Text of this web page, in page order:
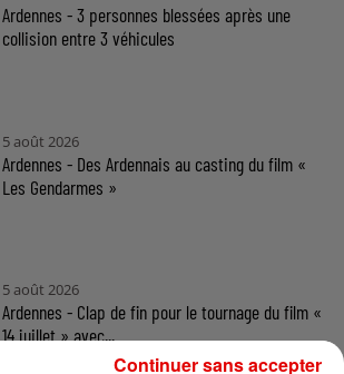
Ardennes - 3 personnes blessées après une
collision entre 3 véhicules
5 août 2026
Ardennes - Des Ardennais au casting du film «
Les Gendarmes »
5 août 2026
Ardennes - Clap de fin pour le tournage du film «
14 juillet » avec...
Continuer sans accepter